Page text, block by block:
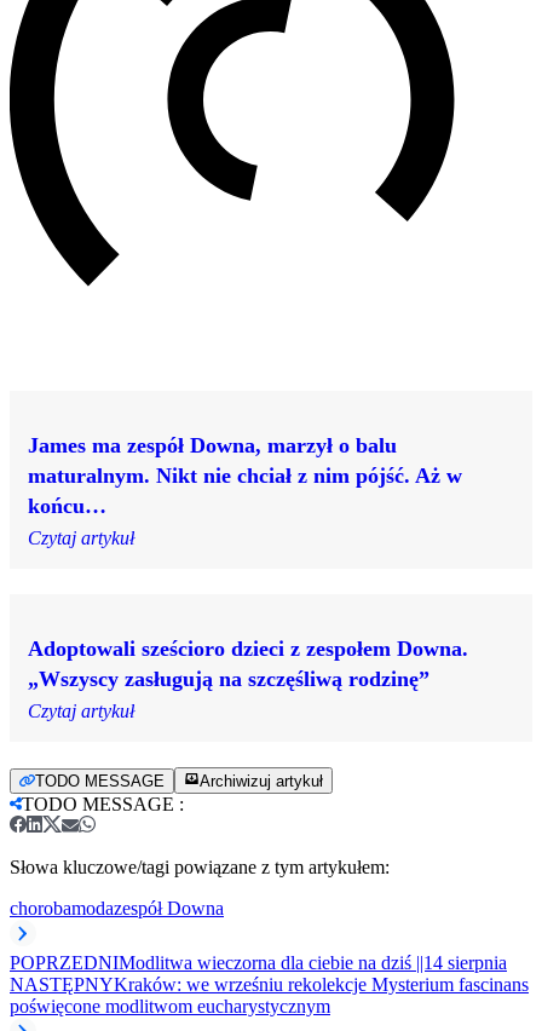
James ma zespół Downa, marzył o balu
maturalnym. Nikt nie chciał z nim pójść. Aż w
końcu…
Czytaj artykuł
Adoptowali sześcioro dzieci z zespołem Downa.
„Wszyscy zasługują na szczęśliwą rodzinę”
Czytaj artykuł
TODO MESSAGE Archiwizuj artykuł
TODO MESSAGE :
Słowa kluczowe/tagi powiązane z tym artykułem:
chorobamodazespół Downa
POPRZEDNIModlitwa wieczorna dla ciebie na dziś ||14 sierpnia
NASTĘPNYKraków: we wrześniu rekolekcje Mysterium fascinans
poświęcone modlitwom eucharystycznym